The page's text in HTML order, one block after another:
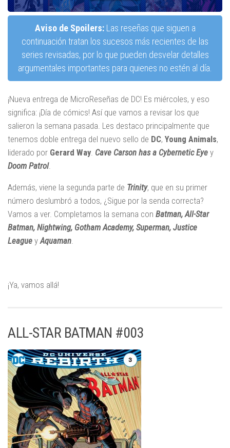
Aviso de Spoilers:Las reseñas que siguen a
continuación tratan los sucesos más recientes de las
series revisadas, por lo que pueden desvelar detalles
argumentales importantes para quienes no estén al día.
¡Nueva entrega de MicroReseñas de DC! Es miércoles, y eso
significa: ¡Día de cómics! Así que vamos a revisar los que
salieron la semana pasada. Les destaco principalmente que
tenemos doble entrega del nuevo sello de DC, Young Animals,
liderado por Gerard Way Cave Carson has a Cybernetic Eye y
Doom Patrol.
Además, viene la segunda parte de Trinity, que en su primer
número deslumbró a todos, ¿Sigue por la senda correcta?
Vamos a ver. Completamos la semana con Batman, All-Star
Batman, Nightwing, Gotham Academy, Superman, Justice
League yAquaman.
¡Ya, vamos allá!
ALL-STAR BATMAN #003